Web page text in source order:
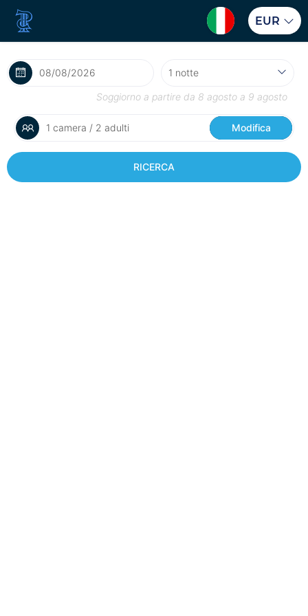
EUR
Soggiorno a partire da 8 agosto a 9 agosto
1 camera / 2 adulti Modifica